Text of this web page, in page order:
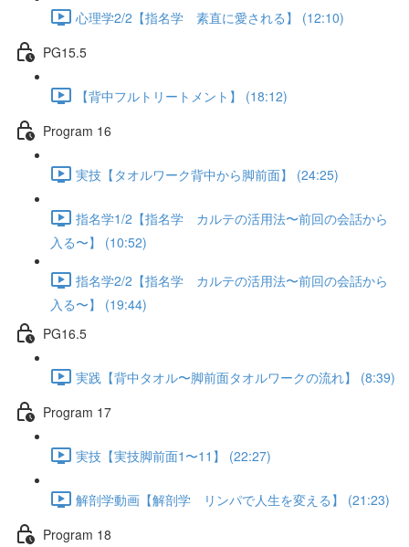
心理学2/2【指名学 素直に愛される】 (12:10)
PG15.5
【背中フルトリートメント】 (18:12)
Program 16
実技【タオルワーク背中から脚前面】 (24:25)
指名学1/2【指名学 カルテの活用法〜前回の会話から
入る〜】 (10:52)
指名学2/2【指名学 カルテの活用法〜前回の会話から
入る〜】 (19:44)
PG16.5
実践【背中タオル〜脚前面タオルワークの流れ】 (8:39)
Program 17
実技【実技脚前面1〜11】 (22:27)
解剖学動画【解剖学 リンパで人生を変える】 (21:23)
Program 18